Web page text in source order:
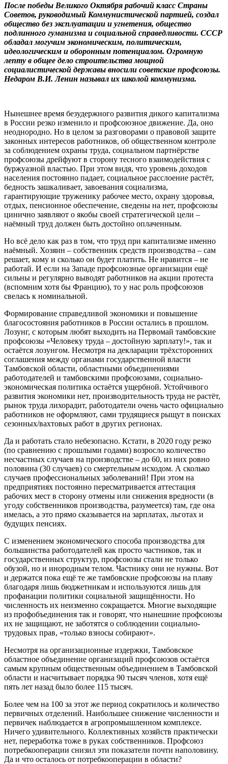
После победы Великого Октября рабочий класс Страны
Советов, руководимый Коммунистической партией, создал
общество без эксплуатации и угнетения, общество
подлинного гуманизма и социальной справедливости. СССР
обладал могучим экономическим, политическим,
идеологическим и оборонным потенциалом. Огромную
лепту в общее дело строительства мощной
социалистической державы вносили советские профсоюзы.
Недаром В.И. Ленин называл их школой коммунизма.
Нынешнее время безудержного развития дикого капитализма
в России резко изменило и профсоюзное движение. Да, оно
неоднородно. Но в целом за разговорами о правовой защите
законных интересов работников, об общественном контроле
за соблюдением охраны труда, социальном партнёрстве
профсоюзы дрейфуют в сторону тесного взаимодействия с
буржуазной властью. При этом видя, что уровень доходов
населения постоянно падает, социальное расслоение растёт,
бедность зашкаливает, завоевания социализма,
гарантирующие труженику рабочее место, охрану здоровья,
отдых, пенсионное обеспечение, сведены на нет, профсоюзы
цинично заявляют о якобы своей стратегической цели –
наёмный труд должен быть достойно оплаченным.
Но всё дело как раз в том, что труд при капитализме именно
наёмный. Хозяин – собственник средств производства – сам
решает, кому и сколько он будет платить. Не нравится – не
работай. И если на Западе профсоюзные организации ещё
сильны и регулярно выводят работников на акции протеста
(вспомним хотя бы Францию), то у нас роль профсоюзов
свелась к номинальной.
Формирование справедливой экономики и повышение
благосостояния работников в России остались в прошлом.
Лозунг, с которым любят выходить на Первомай тамбовские
профсоюзы «Человеку труда – достойную зарплату!», так и
остаётся лозунгом. Несмотря на декларации трёхсторонних
соглашения между органами государственной власти
Тамбовской области, областными объединениями
работодателей и тамбовскими профсоюзами, социально-
экономическая политика остаётся ущербной. Устойчивого
развития экономики нет, производительность труда не растёт,
рынок труда лихорадит, работодатели очень часто официально
работников не оформляют, сами трудящиеся рыщут в поисках
сезонных/вахтовых работ в других регионах.
Да и работать стало небезопасно. Кстати, в 2020 году резко
(по сравнению с прошлыми годами) возросло количество
несчастных случаев на производстве – до 60, из них ровно
половина (30 случаев) со смертельным исходом. А сколько
случаев профессиональных заболеваний! При этом на
предприятиях постоянно пересматривается аттестация
рабочих мест в сторону отмены или снижения вредности (в
угоду собственников производства, разумеется) там, где она
имелась, а это прямо сказывается на зарплатах, льготах и
будущих пенсиях.
С изменением экономического способа производства для
большинства работодателей как просто частников, так и
государственных структур, профсоюзы стали не только
обузой, но и инородным телом. Частнику они не нужны. Вот
и держатся пока ещё те же тамбовские профсоюзы на плаву
благодаря лишь бюджетникам и используются лишь для
профанации политики социальной защищённости. Но
численность их неизменно сокращается. Многие выходящие
из профобъединения так и говорят, что нынешние профсоюзы
их не защищают, не заботятся о соблюдении социально-
трудовых прав, «только взносы собирают».
Несмотря на организационные издержки, Тамбовское
областное объединение организаций профсоюзов остаётся
самым крупным общественным объединением в Тамбовской
области и насчитывает порядка 90 тысяч членов, хотя ещё
пять лет назад было более 115 тысяч.
Более чем на 100 за этот же период сократилось и количество
первичных отделений. Наибольшее снижение численности и
первичек наблюдается в агропромышленном комплексе.
Ничего удивительного. Коллективных хозяйств практически
нет, переработка тоже в руках собственников. Профсоюз
потребкооперации снизил эти показатели почти наполовину.
Да и что осталось от потребкооперации в области?